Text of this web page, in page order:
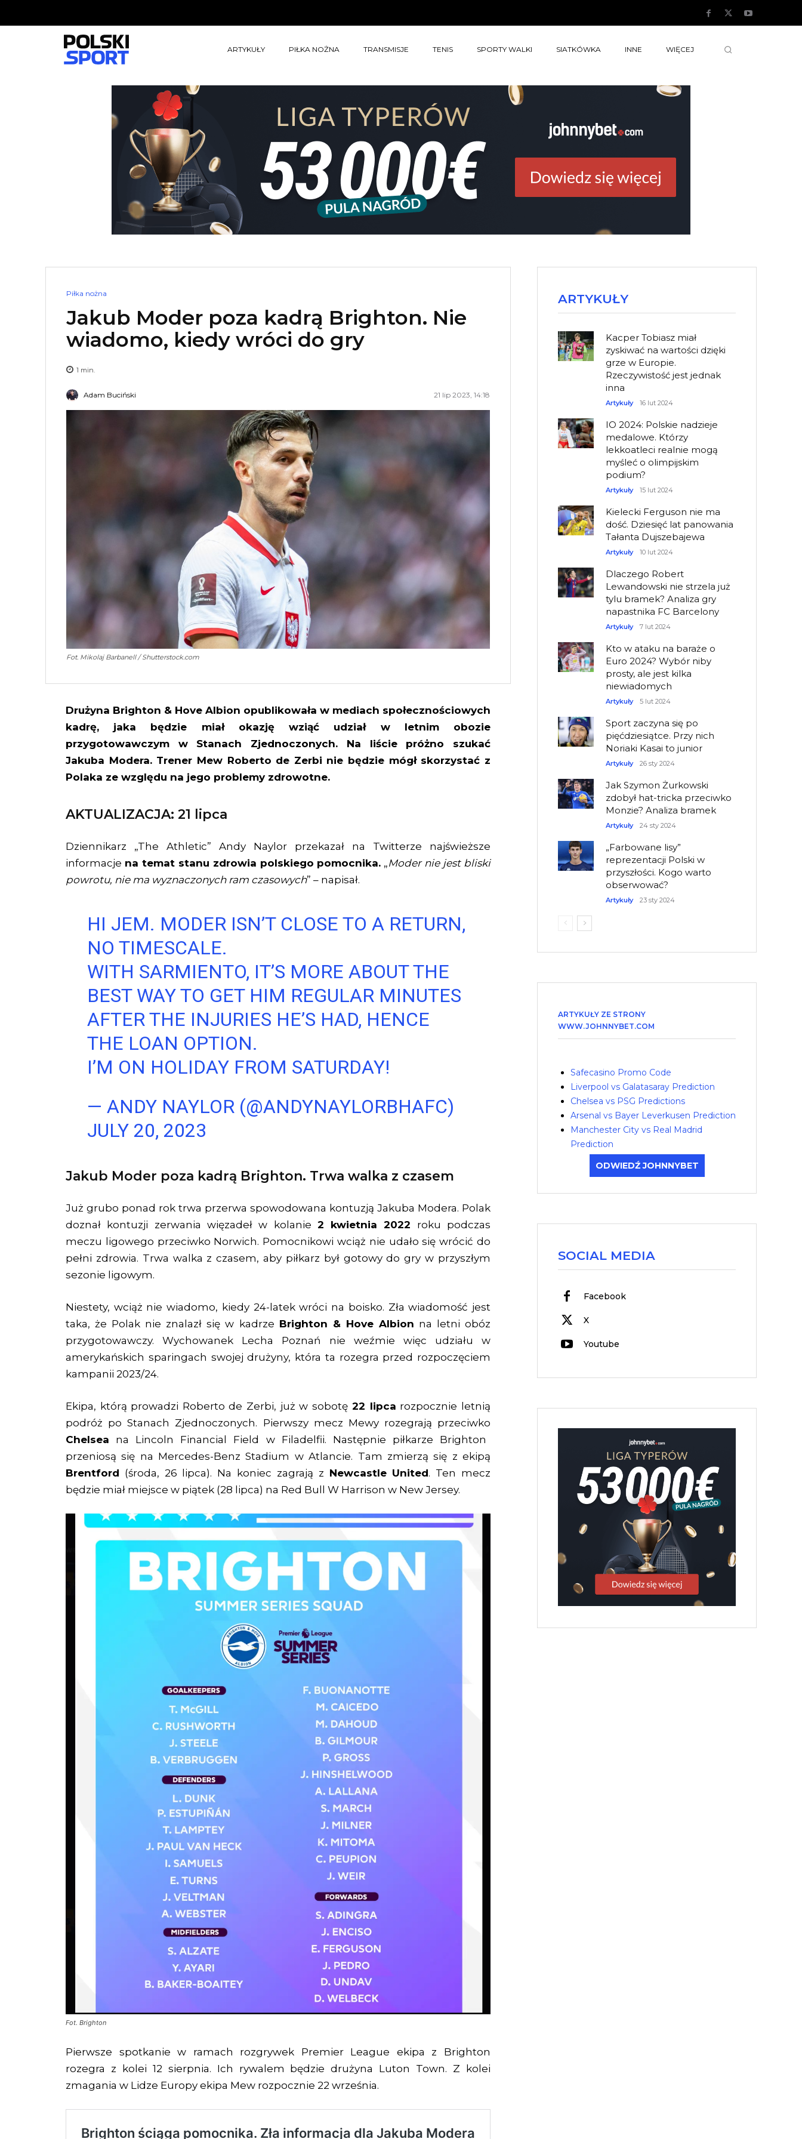
ARTYKUŁY PIŁKA NOŻNA TRANSMISJE TENIS SPORTY WALKI SIATKÓWKA INNE WIĘCEJ
Piłka nożna
Jakub Moder poza kadrą Brighton. Nie
wiadomo, kiedy wróci do gry
1 min.
Adam Buciński 21 lip 2023, 14:18
Fot. Mikolaj Barbanell / Shutterstock.com
Drużyna Brighton & Hove Albion opublikowała w mediach społecznościowych
kadrę, jaka będzie miał okazję wziąć udział w letnim obozie
przygotowawczym w Stanach Zjednoczonych. Na liście próżno szukać
Jakuba Modera. Trener Mew Roberto de Zerbi nie będzie mógł skorzystać z
Polaka ze względu na jego problemy zdrowotne.
AKTUALIZACJA: 21 lipca
Dziennikarz „The Athletic” Andy Naylor przekazał na Twitterze najświeższe
informacje na temat stanu zdrowia polskiego pomocnika. „Moder nie jest bliski
powrotu, nie ma wyznaczonych ram czasowych” – napisał.
HI JEM. MODER ISN’T CLOSE TO A RETURN,
NO TIMESCALE.
WITH SARMIENTO, IT’S MORE ABOUT THE
BEST WAY TO GET HIM REGULAR MINUTES
AFTER THE INJURIES HE’S HAD, HENCE
THE LOAN OPTION.
I’M ON HOLIDAY FROM SATURDAY!
— ANDY NAYLOR (@ANDYNAYLORBHAFC)
JULY 20, 2023
Jakub Moder poza kadrą Brighton. Trwa walka z czasem
Już grubo ponad rok trwa przerwa spowodowana kontuzją Jakuba Modera. Polak
doznał kontuzji zerwania więzadeł w kolanie 2 kwietnia 2022 roku podczas
meczu ligowego przeciwko Norwich. Pomocnikowi wciąż nie udało się wrócić do
pełni zdrowia. Trwa walka z czasem, aby piłkarz był gotowy do gry w przyszłym
sezonie ligowym.
Niestety, wciąż nie wiadomo, kiedy 24-latek wróci na boisko. Zła wiadomość jest
taka, że Polak nie znalazł się w kadrze Brighton & Hove Albion na letni obóz
przygotowawczy. Wychowanek Lecha Poznań nie weźmie więc udziału w
amerykańskich sparingach swojej drużyny, która ta rozegra przed rozpoczęciem
kampanii 2023/24.
Ekipa, którą prowadzi Roberto de Zerbi, już w sobotę22 lipca rozpocznie letnią
podróż po Stanach Zjednoczonych. Pierwszy mecz Mewy rozegrają przeciwko
Chelsea na Lincoln Financial Field w Filadelfii. Następnie piłkarze Brighton
przeniosą się na Mercedes-Benz Stadium w Atlancie. Tam zmierzą się z ekipą
Brentford (środa, 26 lipca). Na koniec zagrają z Newcastle United. Ten mecz
będzie miał miejsce w piątek (28 lipca) na Red Bull W Harrison w New Jersey.
Fot. Brighton
Pierwsze spotkanie w ramach rozgrywek Premier League ekipa z Brighton
rozegra z kolei 12 sierpnia. Ich rywalem będzie drużyna Luton Town. Z kolei
zmagania w Lidze Europy ekipa Mew rozpocznie 22 września.
ARTYKUŁY
Kacper Tobiasz miał
zyskiwać na wartości dzięki
grze w Europie.
Rzeczywistość jest jednak
inna
Artykuły 16 lut 2024
IO 2024: Polskie nadzieje
medalowe. Którzy
lekkoatleci realnie mogą
myśleć o olimpijskim
podium?
Artykuły 15 lut 2024
Kielecki Ferguson nie ma
dość. Dziesięć lat panowania
Tałanta Dujszebajewa
Artykuły 10 lut 2024
Dlaczego Robert
Lewandowski nie strzela już
tylu bramek? Analiza gry
napastnika FC Barcelony
Artykuły 7 lut 2024
Kto w ataku na baraże o
Euro 2024? Wybór niby
prosty, ale jest kilka
niewiadomych
Artykuły 5 lut 2024
Sport zaczyna się po
pięćdziesiątce. Przy nich
Noriaki Kasai to junior
Artykuły 26 sty 2024
Jak Szymon Żurkowski
zdobył hat-tricka przeciwko
Monzie? Analiza bramek
Artykuły 24 sty 2024
„Farbowane lisy”
reprezentacji Polski w
przyszłości. Kogo warto
obserwować?
Artykuły 23 sty 2024
ARTYKUŁY ZE STRONY
WWW.JOHNNYBET.COM
Safecasino Promo Code
Liverpool vs Galatasaray Prediction
Chelsea vs PSG Predictions
Arsenal vs Bayer Leverkusen Prediction
Manchester City vs Real Madrid
Prediction
ODWIEDŹ JOHNNYBET
SOCIAL MEDIA
Facebook
X
Youtube